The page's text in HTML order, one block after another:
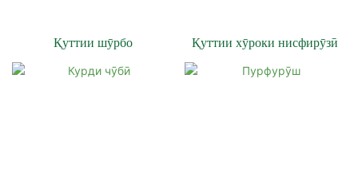
Қуттии шӯрбо Қуттии хӯроки нисфирӯзӣ